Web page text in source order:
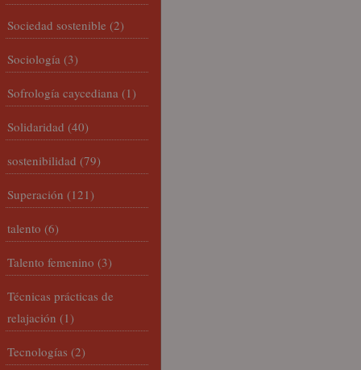
Sociedad sostenible (2)
Sociología (3)
Sofrología caycediana (1)
Solidaridad (40)
sostenibilidad (79)
Superación (121)
talento (6)
Talento femenino (3)
Técnicas prácticas de
relajación (1)
Tecnologías (2)